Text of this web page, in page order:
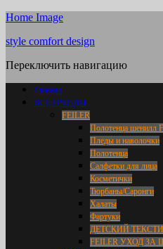
Home Image
style comfort design
Переключить навигацию
Главная
ВСЕ БРЕНДЫ
FEILER
Полотенца шенилл
Пледы и наволочки
Полотенца
Салфетки для лица
Косметички
Тюрбаны/Саронги
Халаты
Фартуки
ДЕТСКИЙ
FEILER УХОД